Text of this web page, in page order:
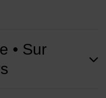
• Sur